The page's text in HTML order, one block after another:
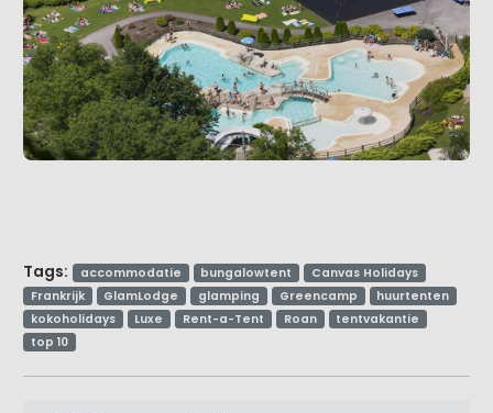
Tags: accommodatie bungalowtent
Canvas Holidays
Frankrijk
GlamLodge glamping Greencamp
huurtenten
kokoholidays
Luxe Rent-a-Tent Roan
tentvakantie
top 10